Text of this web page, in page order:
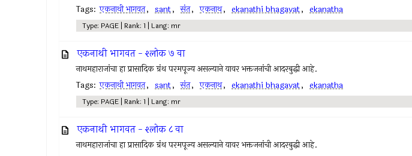
Tags: एकनाथी भागवत, sant, संत, एकनाथ, ekanathi bhagavat, ekanatha
Type: PAGE | Rank: 1 | Lang: mr
एकनाथी भागवत - श्लोक ७ वा
नाथमहाराजांचा हा प्रासादिक ग्रंथ परमपूज्य असल्याने यावर भक्तजनांची आदरबुद्धी आहे.
Tags: एकनाथी भागवत, sant, संत, एकनाथ, ekanathi bhagavat, ekanatha
Type: PAGE | Rank: 1 | Lang: mr
एकनाथी भागवत - श्लोक ८ वा
नाथमहाराजांचा हा प्रासादिक ग्रंथ परमपूज्य असल्याने यावर भक्तजनांची आदरबुद्धी आहे.